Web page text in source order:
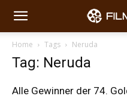
Home Tags Neruda
Tag: Neruda
Alle Gewinner der 74.